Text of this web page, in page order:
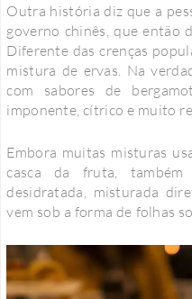
Outra história diz que a
governo chinês, que então
Diferente das crenças
mistura de ervas. Na
com sabores de
imponente, cítrico e muito
Embora muitas misturas
casca da fruta,
desidratada, misturada
vem sob a forma de folhas